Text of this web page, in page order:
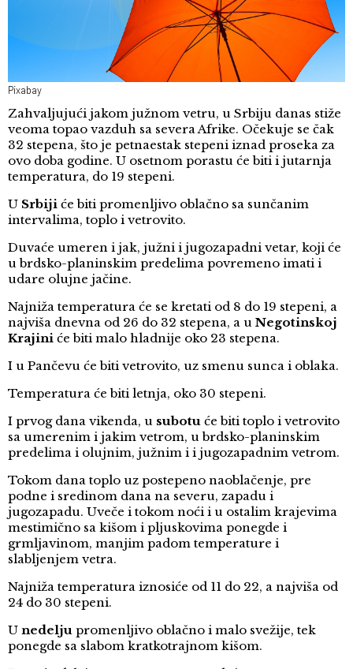
Pixabay
Zahvaljujući jakom južnom vetru, u Srbiju danas stiže
veoma topao vazduh sa severa Afrike. Očekuje se čak
32 stepena, što je petnaestak stepeni iznad proseka za
ovo doba godine. U osetnom porastu će biti i jutarnja
temperatura, do 19 stepeni.
U Srbiji će biti promenljivo oblačno sa sunčanim
intervalima, toplo i vetrovito.
Duvaće umeren i jak, južni i jugozapadni vetar, koji će
u brdsko-planinskim predelima povremeno imati i
udare olujne jačine.
Najniža temperatura će se kretati od 8 do 19 stepeni, a
najviša dnevna od 26 do 32 stepena, a u Negotinskoj
Krajini će biti malo hladnije oko 23 stepena.
I u Pančevu će biti vetrovito, uz smenu sunca i oblaka.
Temperatura će biti letnja, oko 30 stepeni.
I prvog dana vikenda, u subotu će biti toplo i vetrovito
sa umerenim i jakim vetrom, u brdsko-planinskim
predelima i olujnim, južnim i i jugozapadnim vetrom.
Tokom dana toplo uz postepeno naoblačenje, pre
podne i sredinom dana na severu, zapadu i
jugozapadu. Uveče i tokom noći i u ostalim krajevima
mestimično sa kišom i pljuskovima ponegde i
grmljavinom, manjim padom temperature i
slabljenjem vetra.
Najniža temperatura iznosiće od 11 do 22, a najviša od
24 do 30 stepeni.
U nedelju promenljivo oblačno i malo svežije, tek
ponegde sa slabom kratkotrajnom kišom.